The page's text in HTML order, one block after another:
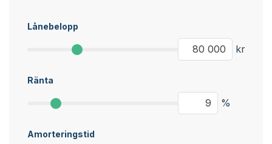
Lånebelopp
kr
Ränta
%
Amorteringstid